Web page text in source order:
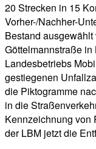
20 Strecken in 15
Vorher-/Nachher-
Bestand
Göttelmannstraße
Landesbetriebs
gestiegenen
die Piktogramme
in die
Kennzeichnung von
der LBM jetzt die